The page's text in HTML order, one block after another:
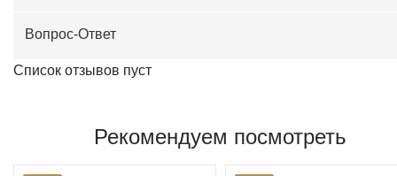
Вопрос-Ответ
Список отзывов пуст
Рекомендуем посмотреть